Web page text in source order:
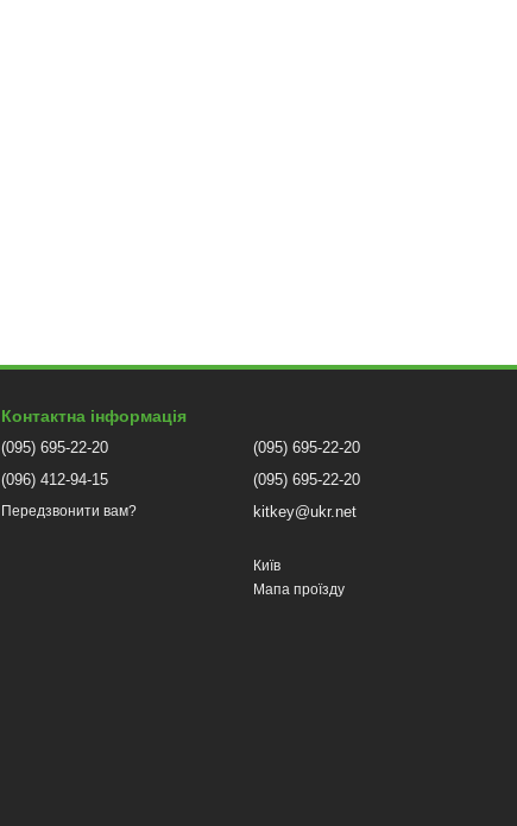
Контактна інформація
(095) 695-22-20
(096) 412-94-15
Передзвонити вам?
(095) 695-22-20
(095) 695-22-20
kitkey@ukr.net
Київ
Мапа проїзду